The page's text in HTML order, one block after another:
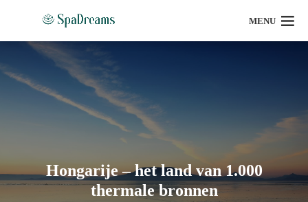
MENU
Hongarije – het land van 1.000
thermale bronnen